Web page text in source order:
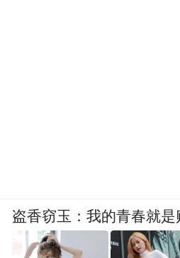
盗香窃玉：我的青春就是